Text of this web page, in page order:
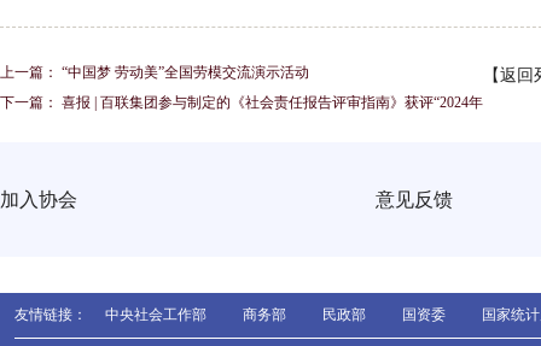
上一篇： “中国梦 劳动美”全国劳模交流演示活动
下一篇： 喜报 | 百联集团参与制定的《社会责任报告评审指南》获评“2024年
【返
加入协会 意见反馈
友情链接： 中央社会工作部 商务部 民政部 国资委 国家统